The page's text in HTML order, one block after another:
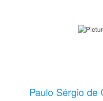
Paulo Sérgio de